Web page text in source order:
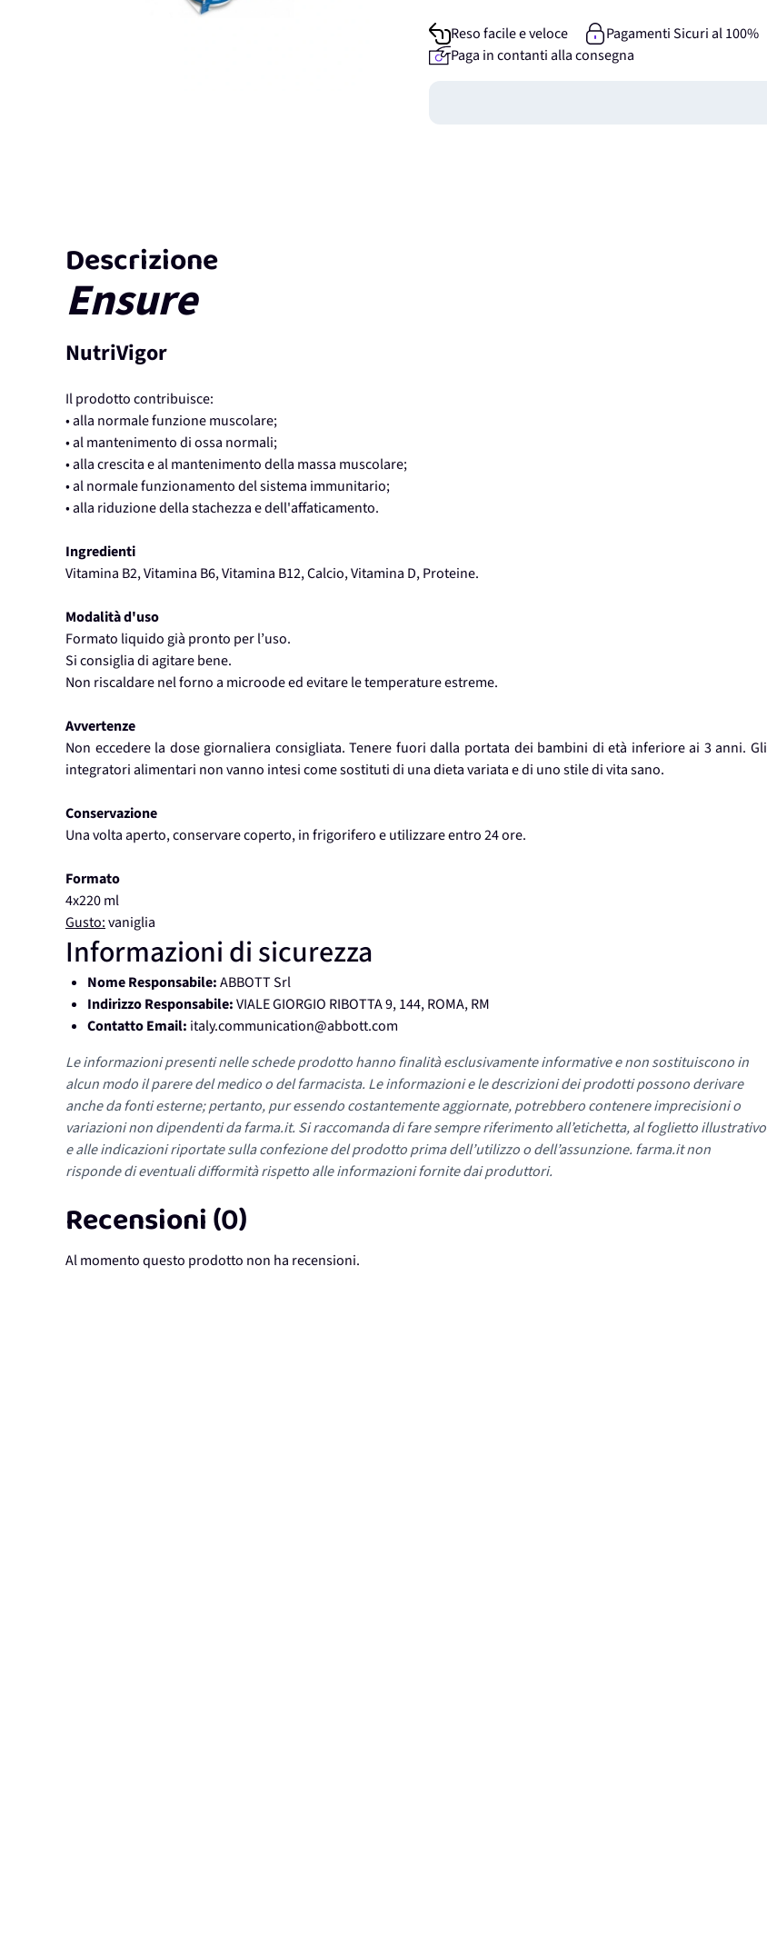
Reso facile e veloce
Pagamenti Sicuri al 100%
Paga in contanti alla consegna
Descrizione
Ensure
NutriVigor
Il prodotto contribuisce:
• alla normale funzione muscolare;
• al mantenimento di ossa normali;
• alla crescita e al mantenimento della massa muscolare;
• al normale funzionamento del sistema immunitario;
• alla riduzione della stachezza e dell'affaticamento.
Ingredienti
Vitamina B2, Vitamina B6, Vitamina B12, Calcio, Vitamina D, Proteine.
Modalità d'uso
Formato liquido già pronto per l’uso.
Si consiglia di agitare bene.
Non riscaldare nel forno a microode ed evitare le temperature estreme.
Avvertenze
Non eccedere la dose giornaliera consigliata. Tenere fuori dalla portata dei bambini di età inferiore ai 3 anni. Gli
integratori alimentari non vanno intesi come sostituti di una dieta variata e di uno stile di vita sano.
Conservazione
Una volta aperto, conservare coperto, in frigorifero e utilizzare entro 24 ore.
Formato
4x220 ml
Gusto:vaniglia
Informazioni di sicurezza
Nome Responsabile:ABBOTT Srl
Indirizzo Responsabile:VIALE GIORGIO RIBOTTA 9, 144, ROMA, RM
Contatto Email: italy.communication@abbott.com
Le informazioni presenti nelle schede prodotto hanno finalità esclusivamente informative e non sostituiscono in
alcun modo il parere del medico o del farmacista. Le informazioni e le descrizioni dei prodotti possono derivare
anche da fonti esterne; pertanto, pur essendo costantemente aggiornate, potrebbero contenere imprecisioni o
variazioni non dipendenti da farma.it. Si raccomanda di fare sempre riferimento all’etichetta, al foglietto illustrativo
e alle indicazioni riportate sulla confezione del prodotto prima dell’utilizzo o dell’assunzione. farma.it non
risponde di eventuali difformità rispetto alle informazioni fornite dai produttori.
Recensioni (0)
Al momento questo prodotto non ha recensioni.